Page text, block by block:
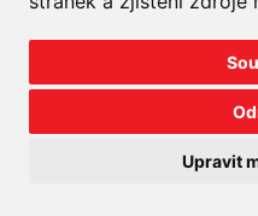
Upravit
2026